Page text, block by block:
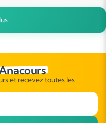
instrument pour devenir
pour mieux profiter de votre
rock ou jazz : quelle que
des cours personnalisés.
à domicile pour vous
votre apprentissage musical.
et recevez toutes les